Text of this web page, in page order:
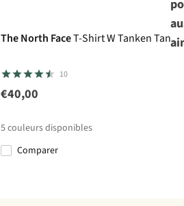
The North FaceT-Shirt W Tanken Tank -
10
€40,00
5couleurs disponibles
%
Comparer